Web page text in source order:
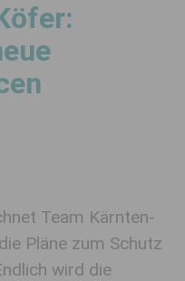
Team Kärnten-
die Pläne zum Schutz
wird die